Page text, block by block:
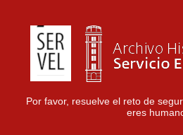
Por favor, resuelve el reto de
eres